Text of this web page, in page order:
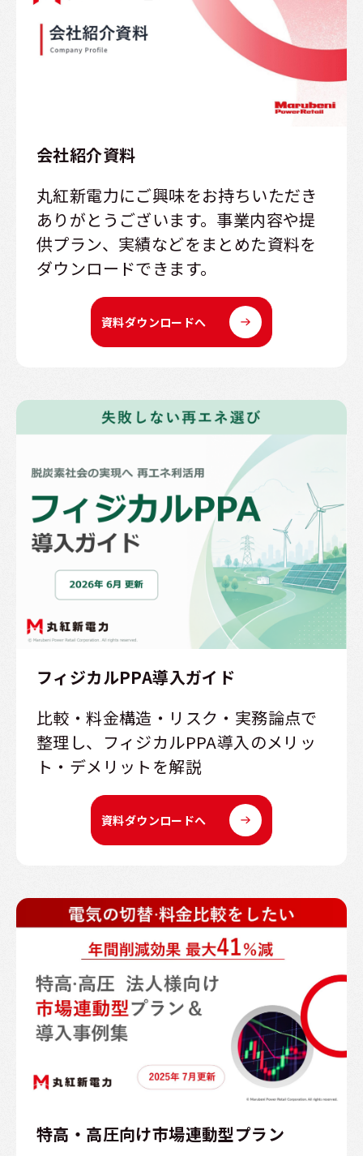
会社紹介資料
丸紅新電力にご興味をお持ちいただき
ありがとうございます。事業内容や提
供プラン、実績などをまとめた資料を
ダウンロードできます。
資料ダウンロードへ
フィジカルPPA導入ガイド
比較・料金構造・リスク・実務論点で
整理し、フィジカルPPA導入のメリッ
ト・デメリットを解説
資料ダウンロードへ
特高・高圧向け市場連動型プラン